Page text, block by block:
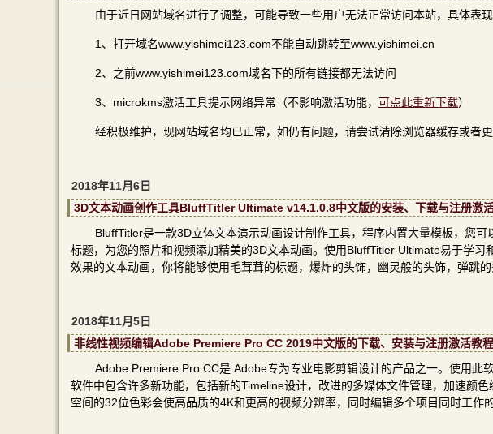
由于近日网站域名进行了调整，可能导致一些用户无法正常访问本站，具体表现
1、打开域名www.yishimei123.com不能自动跳转至www.yishimei.cn
2、之前www.yishimei123.com域名下的所有链接都无法访问
3、microkms激活工具提示网络异常（不影响激活功能， 可点此重新下载）
经积极维护，现网站域名均已正常，如仍有问题，请尝试清除浏览器缓存或者更
2018年11月6日
3D文本动画创作工具BluffTitler Ultimate v14.1.0.8中文版的安装、下载与注册激
BluffTitler是一款3D立体文本演示动画设计制作工具，程序内置大量模板，您
标题，为您的照片和视频添加精美的3D文本动画。使用BluffTitler Ultimate易于学
效果的文本动画，你将能够使用毛茸茸的标题，爆炸的头饰，幽灵般的头饰，弹跳
2018年11月5日
非线性视频编辑Adobe Premiere Pro CC 2019中文版的下载、安装与注册激活教程
Adobe Premiere Pro CC是 Adobe专为专业电影剪辑设计的产品之一。使用此
软件中包含许多新功能，包括新的Timeline设计，改进的多媒体文件管理，加速颜
空间的32位色彩会使高品质的4K和更高的视频分辨率，同时编辑多个项目同时工作